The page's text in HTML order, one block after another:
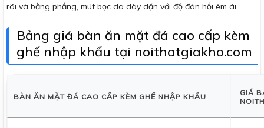
rãi và bằng phẳng, mút bọc da dày dặn với độ đàn hồi êm ái.
Bảng giá bàn ăn mặt đá cao cấp kèm
ghế nhập khẩu tại noithatgiakho.com
BÀN ĂN MẶT ĐÁ CAO CẤP KÈM GHẾ NHẬP KHẨU
GIÁ